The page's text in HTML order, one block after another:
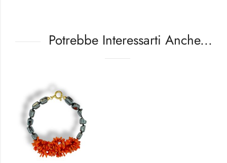
Potrebbe Interessarti Anche...